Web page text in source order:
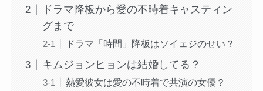
ドラマ降板から愛の不時着キャスティン
グまで
ドラマ「時間」降板はソイェジのせい？
キムジョンヒョンは結婚してる？
熱愛彼女は愛の不時着で共演の女優？